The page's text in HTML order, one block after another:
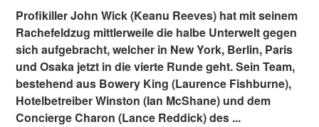
Profikiller John Wick (Keanu Reeves) hat mit seinem
Rachefeldzug mittlerweile die halbe Unterwelt gegen
sich aufgebracht, welcher in New York, Berlin, Paris
und Osaka jetzt in die vierte Runde geht. Sein Team,
bestehend aus Bowery King (Laurence Fishburne),
Hotelbetreiber Winston (Ian McShane) und dem
Concierge Charon (Lance Reddick) des ...